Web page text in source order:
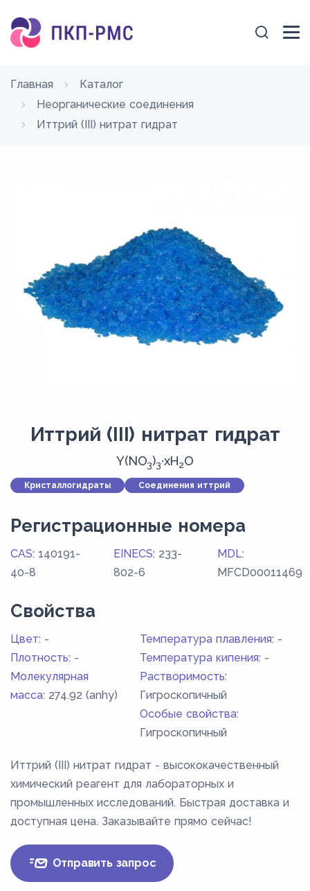
Главная
Каталог
Неорганические соединения
Иттрий (III) нитрат гидрат
Иттрий (III) нитрат гидрат
Y(NO3)3·xH2O
Кристаллогидраты Соединения иттрий
Регистрационные номера
CAS: 140191-
40-8
EINECS: 233-
802-6
MDL:
MFCD00011469
Свойства
Цвет: - Температура плавления: -
Плотность: - Температура кипения: -
Молекулярная
масса: 274.92 (anhy)
Растворимость:
Гигроскопичный
Особые свойства:
Гигроскопичный
Иттрий (III) нитрат гидрат - высококачественный
химический реагент для лабораторных и
промышленных исследований. Быстрая доставка и
доступная цена. Заказывайте прямо сейчас!
Отправить запрос